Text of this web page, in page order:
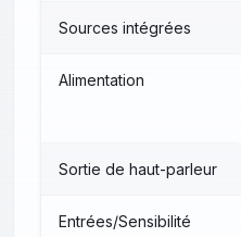
Sources intégrées
Alimentation
Sortie de haut-parleur
Entrées/Sensibilité